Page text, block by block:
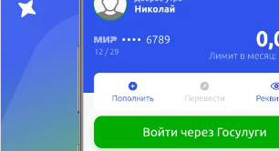
БЦ Neo Geo, офис 4070
Отписаться
ООО «АРСфин» используются«cookie» файлы, для
сервиса, с целью повышения удобства
представляют собой небольшие фрагменты